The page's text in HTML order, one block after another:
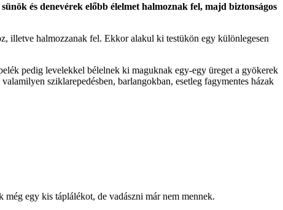
és denevérek előbb élelmet halmoznak fel, majd biztonságos
illetve halmozzanak fel. Ekkor alakul ki testükön egy különlegesen
pedig levelekkel bélelnek ki maguknak egy-egy üreget a gyökerek
sziklarepedésben, barlangokban, esetleg fagymentes házak
egy kis táplálékot, de vadászni már nem mennek.